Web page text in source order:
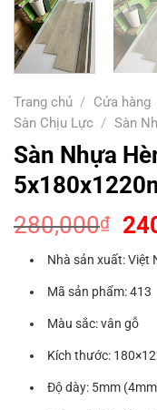
Trang chủ / Cửa hàng
Sàn Chịu Lực / Sàn
Sàn Nhựa
280,000₫
Giá
gốc
là:
Nhà sản xuất: Việt
Mã sản phẩm: 413
Màu sắc: vân gỗ
Kích thước:
Độ dày: 5mm